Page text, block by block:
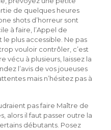
de quelques heures
shots d’horreur sont
à faire, l’Appel de
plus accessible. Ne pas
vouloir contrôler, c’est
vécu à plusieurs, laissez la
l’avis de vos joueuses
mais n’hésitez pas à
pas faire Maître de
alors il faut passer outre la
débutants. Posez